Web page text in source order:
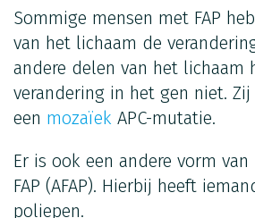
Sommige mensen met FAP
van het lichaam de
andere delen van het lichaam
verandering in het gen niet. Zij
een mozaïek APC-mutatie.
Er is ook een andere vorm van
FAP (AFAP). Hierbij heeft
poliepen.